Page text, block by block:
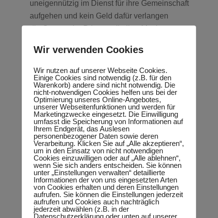
uneigennützig im Dienst für ihre Gemeinschaft
aufgehen und kein Geld dafür verlangen
die Gruppe der Priester, die ihre Macht
Welt büßen müssen
…
Hast du’s? Kriegst du den
Punkt?
Und ich hoffe, ich habe dich grad mit den letzten
Punkten nicht zu sehr erschreckt.
Wir sind in vielen energetischen Gruppen.
Und wenn man raus ist, ist das so befreiend und
leicht. Ich könnte dir noch einiges erzählen, was
ich erlebt habe, aber das folgende ist viel
interessanter, denn so was höre ich oft:
Wir verwenden Cookies
Wir nutzen auf unserer Webseite Cookies.
Einige Cookies sind notwendig (z.B. für den
Warenkorb) andere sind nicht notwendig. Die
nicht-notwendigen Cookies helfen uns bei der
Optimierung unseres Online-Angebotes,
unserer Webseitenfunktionen und werden für
Marketingzwecke eingesetzt. Die Einwilligung
umfasst die Speicherung von Informationen auf
Ihrem Endgerät, das Auslesen
personenbezogener Daten sowie deren
Verarbeitung. Klicken Sie auf „Alle akzeptieren“,
um in den Einsatz von nicht notwendigen
Cookies einzuwilligen oder auf „Alle ablehnen“,
wenn Sie sich anders entscheiden. Sie können
unter „Einstellungen verwalten“ detaillierte
Informationen der von uns eingesetzten Arten
von Cookies erhalten und deren Einstellungen
aufrufen. Sie können die Einstellungen jederzeit
aufrufen und Cookies auch nachträglich
jederzeit abwählen (z.B. in der
Datenschutzerklärung oder unten auf unserer